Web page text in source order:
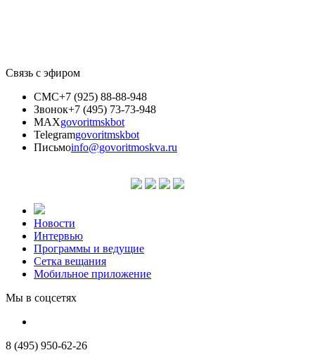
Связь с эфиром
СМС+7 (925) 88-88-948
Звонок+7 (495) 73-73-948
MAXgovoritmskbot
Telegramgovoritmskbot
Письмоinfo@govoritmoskva.ru
Новости
Интервью
Программы и ведущие
Сетка вещания
Мобильное приложение
Мы в соцсетях
8 (495) 950-62-26